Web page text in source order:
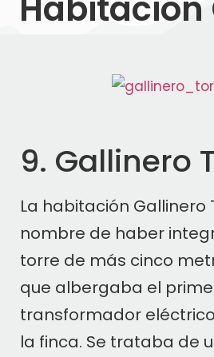
9. Gallinero
La habitación Gallinero
nombre de haber
torre de más cinco
que albergaba el
transformador
la finca. Se trataba de